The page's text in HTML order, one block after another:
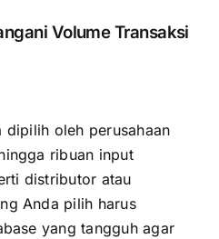
Volume Transaksi
dipilih oleh perusahaan
ribuan input
distributor atau
Anda pilih harus
yang tangguh agar